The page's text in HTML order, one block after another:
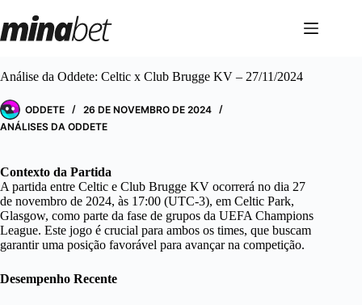
para
o
Análise da Oddete: Celtic x Club Brugge KV – 27/11/2024
ODDETE
26 DE NOVEMBRO DE 2024
ANÁLISES DA ODDETE
Contexto da Partida
A partida entre Celtic e Club Brugge KV ocorrerá no dia 27
de novembro de 2024, às 17:00 (UTC-3), em Celtic Park,
Glasgow, como parte da fase de grupos da UEFA Champions
League. Este jogo é crucial para ambos os times, que buscam
garantir uma posição favorável para avançar na competição.
Desempenho Recente